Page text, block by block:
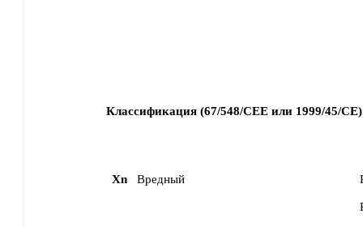
Классификация (67/548/CEE или 1999/45/
Xn Вредный